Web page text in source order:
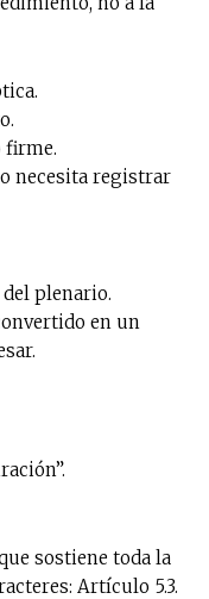
firme.
necesita registrar
plenario.
en un
sostiene toda la
Artículo 5.3.